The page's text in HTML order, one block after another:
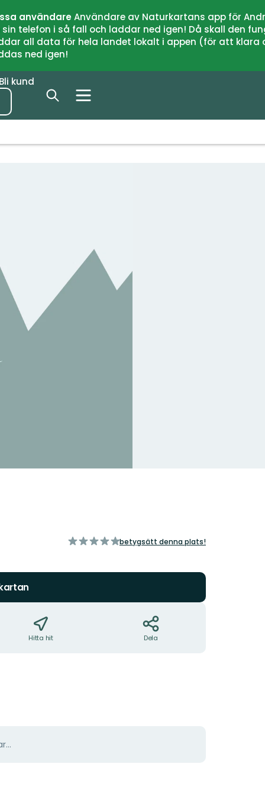
användareAnvändare av Naturkartans app för
telefon i så fall och laddar ned igen! Då skall den
all data för hela landet lokalt i appen (för att
ned igen!
Bli kund
av
betygsätt denna plats!
Hitta hit Dela